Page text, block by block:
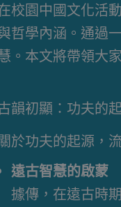
校園中國文化活
哲學內涵。通過
。本文將帶領大
韻初顯：功夫的
關於功夫的起源，
遠古智慧的啟蒙
據傳，在遠古時